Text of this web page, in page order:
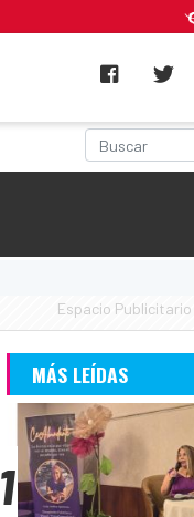
Espacio Publicitario
MÁS LEÍDAS
1